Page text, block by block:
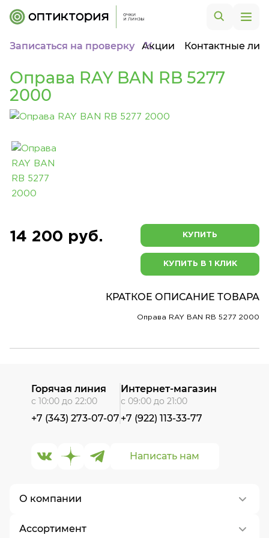
Записаться на проверку Акции Контактные
Оправа RAY BAN RB 5277
2000
14 200 руб. КУПИТЬ
КУПИТЬ В 1 КЛИК
КРАТКОЕ ОПИСАНИЕ ТОВАРА
Оправа RAY BAN RB 5277 2000
О компании
О нас
Ассортимент
Написать нам
Горячая линия
с 10:00 до 22:00
+7 (343) 273-07-07
Интернет-магазин
с 09:00 до 21:00
+7 (922) 113-33-77